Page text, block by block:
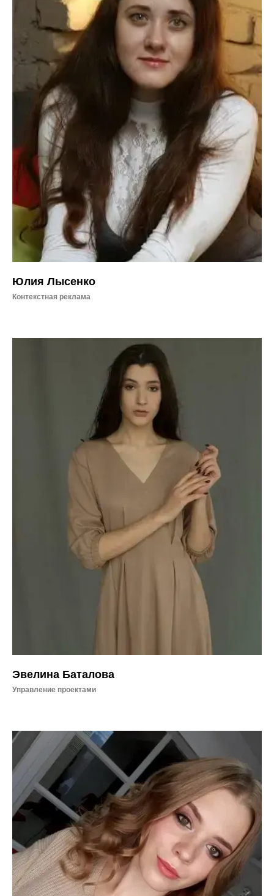
Юлия Лысенко
Контекстная реклама
Эвелина Баталова
Управление проектами